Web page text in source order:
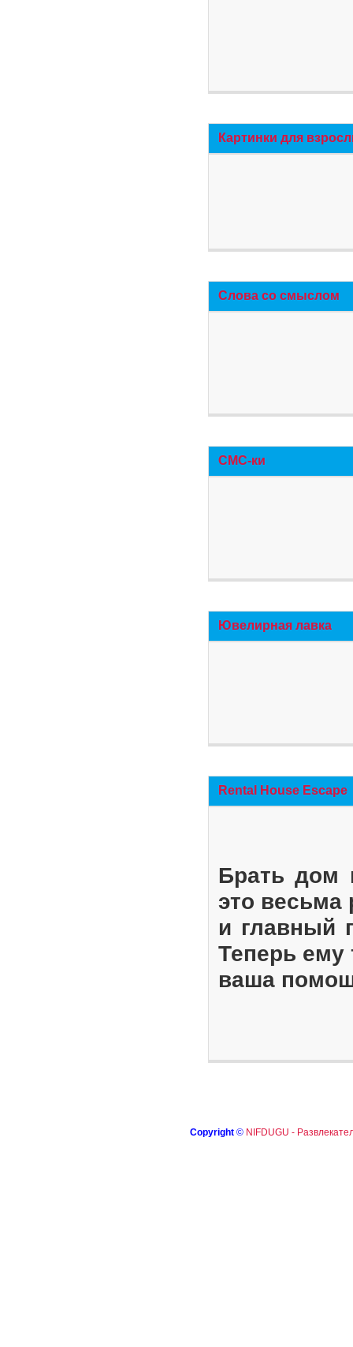
Картинки для
Слова со смыслом
СМС-ки
Ювелирная лавка
Rental House Escape
Брать дом
это весьма
и главный
Теперь ему
ваша
Copyright © NIFDUGU -